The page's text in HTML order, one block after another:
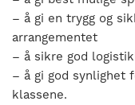
– å gi en trygg og
arrangementet
– å sikre god
– å gi god synlighet
klassene.